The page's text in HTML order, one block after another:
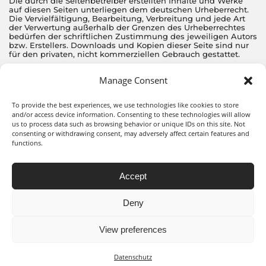
Manage Consent
To provide the best experiences, we use technologies like cookies to store
and/or access device information. Consenting to these technologies will allow
us to process data such as browsing behavior or unique IDs on this site. Not
consenting or withdrawing consent, may adversely affect certain features and
functions.
Accept
Deny
View preferences
Datenschutz
auf diesen Seiten unterliegen dem deutschen Urheberrecht.
Die Vervielfältigung, Bearbeitung, Verbreitung und jede Art
der Verwertung außerhalb der Grenzen des Urheberrechtes
bedürfen der schriftlichen Zustimmung des jeweiligen Autors
bzw. Erstellers. Downloads und Kopien dieser Seite sind nur
für den privaten, nicht kommerziellen Gebrauch gestattet.
Soweit die Inhalte auf dieser Seite nicht vom Betreiber erstellt
wurden, werden die Urheberrechte Dritter beachtet.
gekennzeichnet. Sollten Sie trotzdem auf eine
Urheberrechtsverletzung aufmerksam werden, bitten wir um
einen entsprechenden Hinweis. Bei Bekanntwerden von
Rechtsverletzungen werden wir derartige Inhalte umgehend
entfernen.
IMPRESSUM DATENSCHUTZ
webdesign nadya lees copyright © lena dyan